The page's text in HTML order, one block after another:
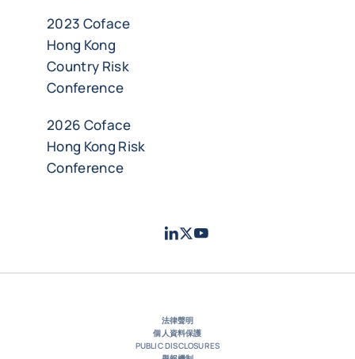
2023 Coface
Hong Kong
Country Risk
Conference
2026 Coface
Hong Kong Risk
Conference
LinkedIn
TwitterYoutube
法律聲明
個人資料保護
PUBLIC DISCLOSURES